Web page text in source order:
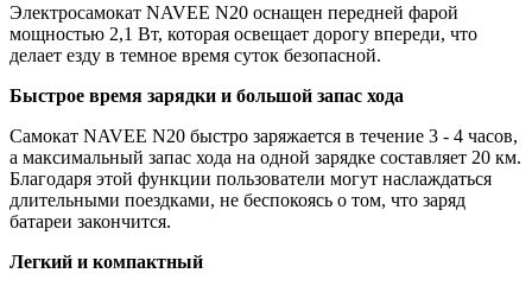
Электросамокат NAVEE N20 оснащен передней фарой
мощностью 2,1 Вт, которая освещает дорогу впереди, что
делает езду в темное время суток безопасной.
Быстрое время зарядки и большой запас хода
Самокат NAVEE N20 быстро заряжается в течение 3 - 4 часов,
а максимальный запас хода на одной зарядке составляет 20 км.
Благодаря этой функции пользователи могут наслаждаться
длительными поездками, не беспокоясь о том, что заряд
батареи закончится.
Легкий и компактный